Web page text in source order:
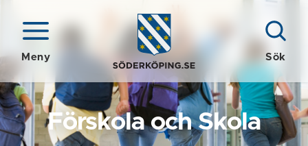
Meny Sök
Förskola och Skola